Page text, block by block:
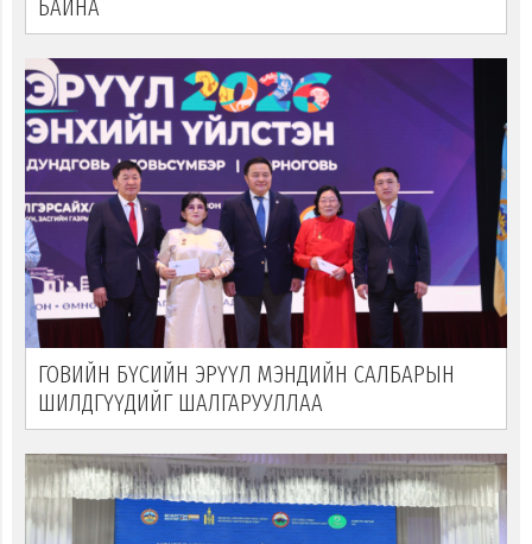
БАЙНА
ГОВИЙН БҮСИЙН ЭРҮҮЛ МЭНДИЙН САЛБАРЫН
ШИЛДГҮҮДИЙГ ШАЛГАРУУЛЛАА